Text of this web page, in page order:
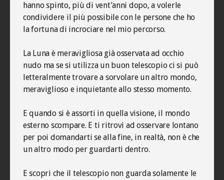
hanno spinto, più di vent’anni dopo, a volerle
condividere il più possibile con le persone che ho
la fortuna di incrociare nel mio percorso.
La Luna è meravigliosa già osservata ad occhio
nudo ma se si utilizza un buon telescopio ci si può
letteralmente trovare a sorvolare un altro mondo,
meraviglioso e inquietante allo stesso momento.
E quando si è assorti in quella visione, il mondo
esterno scompare. E ti ritrovi ad osservare lontano
per poi domandarti se alla fine, in realtà, non è che
un altro modo per guardarti dentro.
E scopri che il telescopio non guarda solamente le